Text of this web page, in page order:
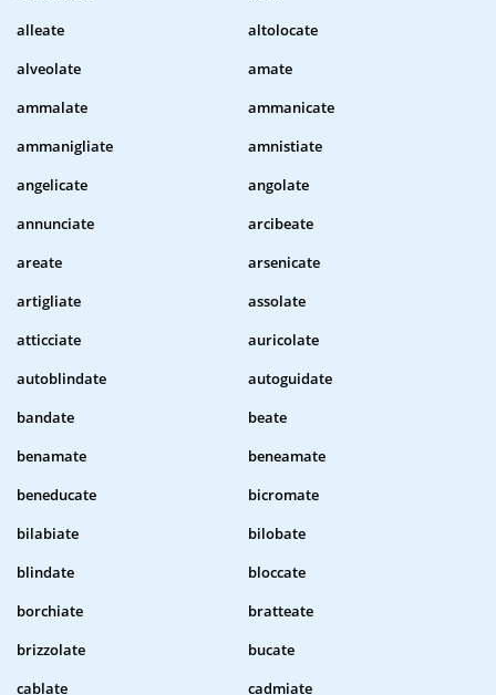
alleate
altolocate
alveolate
amate
ammalate
ammanicate
ammanigliate
amnistiate
angelicate
angolate
annunciate
arcibeate
areate
arsenicate
artigliate
assolate
atticciate
auricolate
autoblindate
autoguidate
bandate
beate
benamate
beneamate
beneducate
bicromate
bilabiate
bilobate
blindate
bloccate
borchiate
bratteate
brizzolate
bucate
cablate
cadmiate